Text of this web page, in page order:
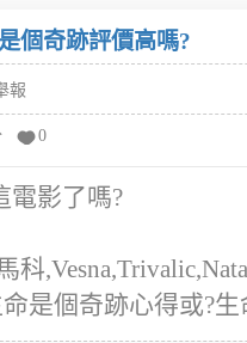
個奇跡評價高嗎?
報
0
電影了嗎?
是個奇跡心得或?